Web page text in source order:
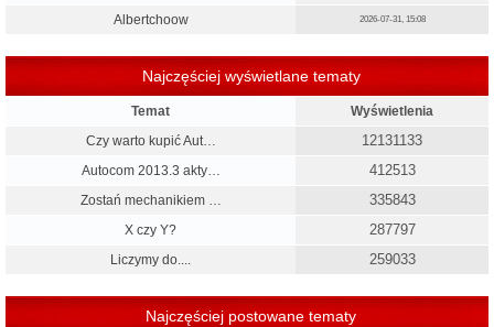
Albertchoow 2026-07-31, 15:08
Najczęściej wyświetlane tematy
Temat
Wyświetlenia
Czy warto kupić Aut…
12131133
Autocom 2013.3 akty… 412513
Zostań mechanikiem … 335843
X czy Y? 287797
Liczymy do.... 259033
Najczęściej postowane tematy